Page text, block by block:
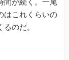
間が続く。一尾
はこれくらいの
のだ。